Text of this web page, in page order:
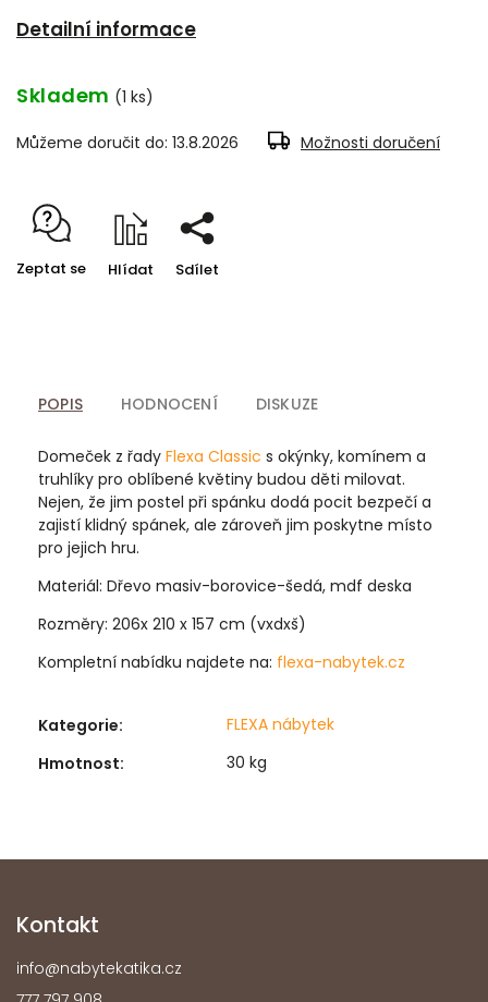
Detailní informace
Skladem (1 ks)
Můžeme doručit do: 13.8.2026 Možnosti doručení
Zeptat se Hlídat Sdílet
POPIS HODNOCENÍ DISKUZE
Domeček z řady Flexa Classic s okýnky, komínem a
truhlíky pro oblíbené květiny budou děti milovat.
Nejen, že jim postel při spánku dodá pocit bezpečí a
zajistí klidný spánek, ale zároveň jim poskytne místo
pro jejich hru.
Materiál: Dřevo masiv-borovice-šedá, mdf deska
Rozměry: 206x 210 x 157 cm (vxdxš)
Kompletní nabídku najdete na: flexa-nabytek.cz
Kategorie:
FLEXA nábytek
Hmotnost: 30 kg
Kontakt
info@nabytekatika.cz